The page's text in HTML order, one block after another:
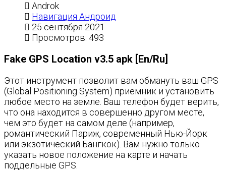
Androk
Навигация Андроид
25 сентября 2021
Просмотров: 493
Fake GPS Location v3.5 apk [En/Ru]
Этот инструмент позволит вам обмануть ваш GPS
(Global Positioning System) приемник и установить
любое место на земле. Ваш телефон будет верить,
что она находится в совершенно другом месте,
чем это будет на самом деле (например,
романтический Париж, современный Нью-Йорк
или экзотический Бангкок). Вам нужно только
указать новое положение на карте и начать
поддельные GPS.